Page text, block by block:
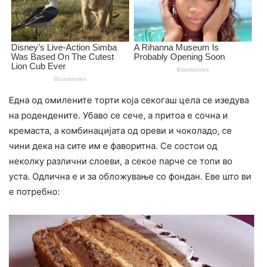
Една од омилените торти која секогаш цела се изедува
на родендените. Убаво се сече, а притоа е сочна и
кремаста, а комбинацијата од ореви и чоколадо, се
чини дека на сите им е фаворитна. Се состои од
неколку различни слоеви, а секое парче се топи во
уста. Одлична е и за обложување со фондан. Еве што ви
е потребно: